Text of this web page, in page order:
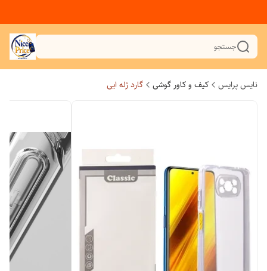
جستجو
نایس پرایس کیف و کاور گوشی گارد ژله ایی